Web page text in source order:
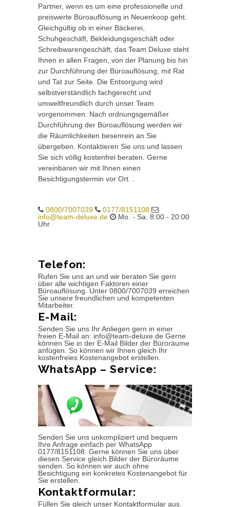
Partner, wenn es um eine professionelle und
preiswerte Büroauflösung in Neuenkoop geht.
Gleichgültig ob in einer Bäckerei,
Schuhgeschäft, Bekleidungsgeschäft oder
Schreibwarengeschäft, das Team Deluxe steht
Ihnen in allen Fragen, von der Planung bis hin
zur Durchführung der Büroauflösung, mit Rat
und Tat zur Seite. Die Entsorgung wird
selbstverständlich fachgerecht und
umweltfreundlich durch unser Team
vorgenommen. Nach ordnungsgemäßer
Durchführung der Büroauflösung werden wir
die Räumlichkeiten besenrein an Sie
übergeben. Kontaktieren Sie uns und lassen
Sie sich völlig kostenfrei beraten. Gerne
vereinbaren wir mit Ihnen einen
Besichtigungstermin vor Ort. .
0800/7007039
0177/8151108
info@team-deluxe.de
Mo. - Sa. 8:00 - 20:00
Uhr
Telefon:
Rufen Sie uns an und wir beraten Sie gern
über alle wichtigen Faktoren einer
Büroauflösung. Unter 0800/7007039 erreichen
Sie unsere freundlichen und kompetenten
Mitarbeiter.
E-Mail:
Senden Sie uns Ihr Anliegen gern in einer
freien E-Mail an: info@team-deluxe.de Gerne
können Sie in der E-Mail Bilder der Büroräume
anfügen. So können wir Ihnen gleich Ihr
kostenfreies Kostenangebot erstellen.
WhatsApp – Service:
Senden Sie uns unkompliziert und bequem
Ihre Anfrage einfach per WhatsApp
0177/8151108. Gerne können Sie uns über
diesen Service gleich Bilder der Büroräume
senden. So können wir auch ohne
Besichtigung ein konkretes Kostenangebot für
Sie erstellen.
Kontaktformular:
Füllen Sie gleich unser Kontaktformular aus.